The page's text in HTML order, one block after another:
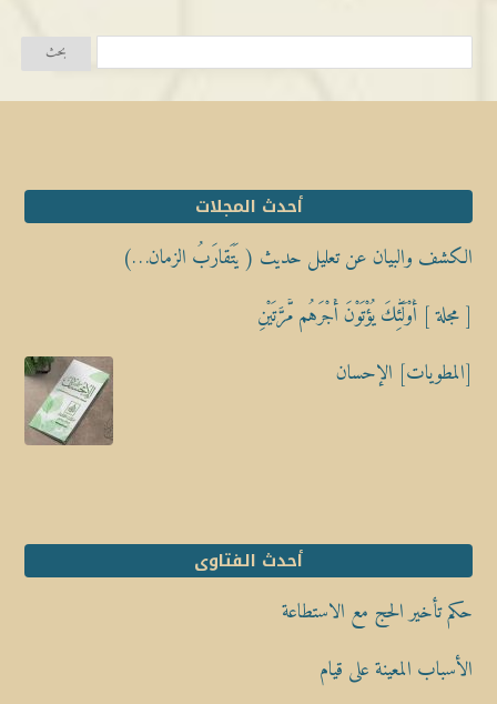
أحدث المجلات
الكشف والبيان عن تعليل حديث ( يَتَقارَبُ الزمان…)
[ مجلة ] أُوْلَٰٓئِكَ يُؤْتَوْنَ أَجْرَهُم مَّرَّتَيْنِ
[المطويات] الإحسان
أحدث الفتاوى
حكم تأخير الحج مع الاستطاعة
الأسباب المعينة على قيام